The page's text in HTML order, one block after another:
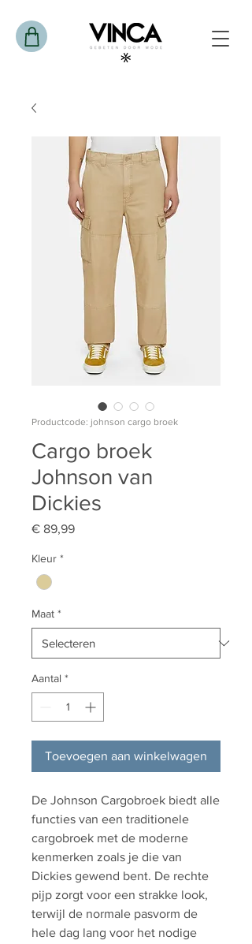
Productcode: johnson cargo broek
Cargo broek
Johnson van
Dickies
€ 89,99Prijs
Kleur *
Maat *
Aantal *
Toevoegen aan winkelwagen
De Johnson Cargobroek biedt alle
functies van een traditionele
cargobroek met de moderne
kenmerken zoals je die van
Dickies gewend bent. De rechte
pijp zorgt voor een strakke look,
terwijl de normale pasvorm de
hele dag lang voor het nodige